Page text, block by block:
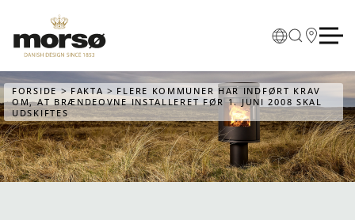
Skip to main content
FORSIDE FAKTA
FLERE KOMMUNER HAR INDFØRT KRAV
OM, AT BRÆNDEOVNE INSTALLERET FØR 1. JUNI 2008 SKAL
UDSKIFTES